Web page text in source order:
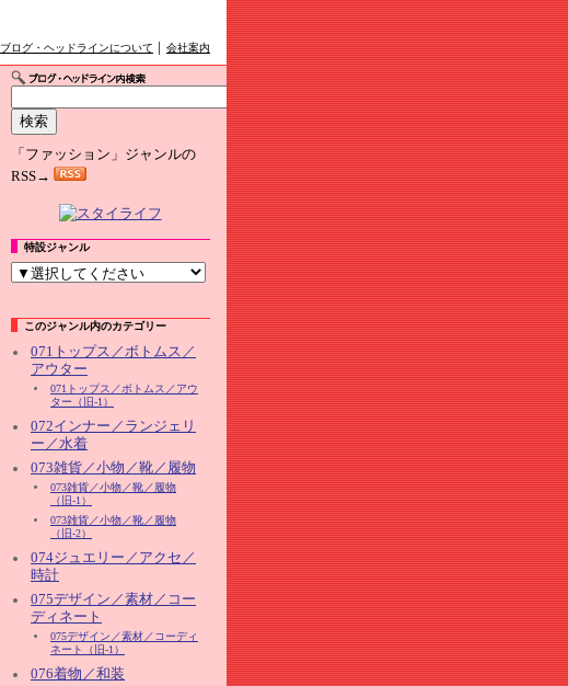
ブログ・ヘッドラインについて 会社案内
「ファッション」ジャンルの
RSS→
特設ジャンル
このジャンル内のカテゴリー
071トップス／ボトムス／
アウター
071トップス／ボトムス／アウ
ター（旧-1）
072インナー／ランジェリ
ー／水着
073雑貨／小物／靴／履物
073雑貨／小物／靴／履物
（旧-1）
073雑貨／小物／靴／履物
（旧-2）
074ジュエリー／アクセ／
時計
075デザイン／素材／コー
ディネート
075デザイン／素材／コーディ
ネート（旧-1）
076着物／和装